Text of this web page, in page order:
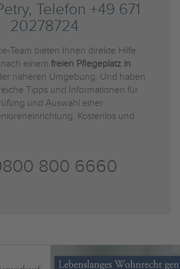
Telefon +49 671
20278724
Team bieten Ihnen direkte Hilfe
einem freien Pflegeplatz in
näheren Umgebung. Und haben
Tipps und Informationen für
und Auswahl einer
Kostenlos und
800 6660